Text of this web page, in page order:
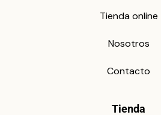
Tienda online
Nosotros
Contacto
Tienda